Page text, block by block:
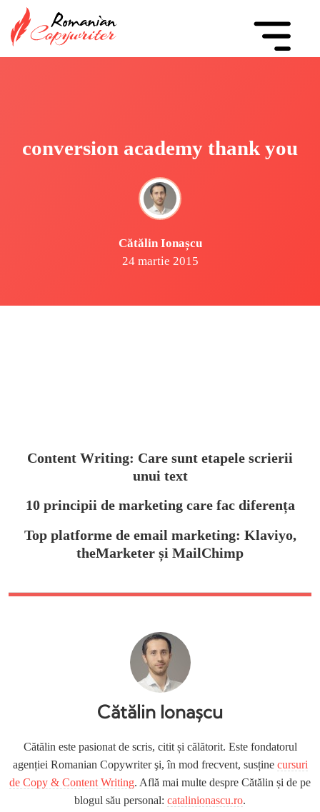
conversion academy thank you
Cătălin Ionașcu
24 martie 2015
Content Writing: Care sunt etapele scrierii
unui text
10 principii de marketing care fac diferența
Top platforme de email marketing: Klaviyo,
theMarketer și MailChimp
Cătălin Ionașcu
Cătălin este pasionat de scris, citit și călătorit. Este fondatorul
agenției Romanian Copywriter şi, în mod frecvent, susține cursuri
de Copy & Content Writing. Află mai multe despre Cătălin și de pe
blogul său personal: catalinionascu.ro.